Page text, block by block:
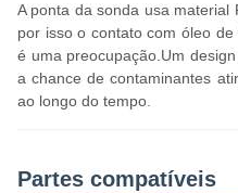
A ponta da sonda usa material
por isso o contato com óleo
é uma preocupação.Um
a chance de contaminantes
ao longo do tempo.
Partes compatíveis